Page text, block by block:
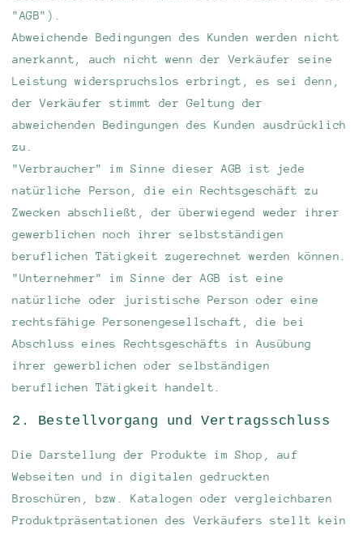
"AGB").
Abweichende Bedingungen des Kunden werden nicht
anerkannt, auch nicht wenn der Verkäufer seine
Leistung widerspruchslos erbringt, es sei denn,
der Verkäufer stimmt der Geltung der
abweichenden Bedingungen des Kunden ausdrücklich
zu.
"Verbraucher" im Sinne dieser AGB ist jede
natürliche Person, die ein Rechtsgeschäft zu
Zwecken abschließt, der überwiegend weder ihrer
gewerblichen noch ihrer selbstständigen
beruflichen Tätigkeit zugerechnet werden können.
"Unternehmer" im Sinne der AGB ist eine
natürliche oder juristische Person oder eine
rechtsfähige Personengesellschaft, die bei
Abschluss eines Rechtsgeschäfts in Ausübung
ihrer gewerblichen oder selbständigen
beruflichen Tätigkeit handelt.
2. Bestellvorgang und Vertragsschluss
Die Darstellung der Produkte im Shop, auf
Webseiten und in digitalen gedruckten
Broschüren, bzw. Katalogen oder vergleichbaren
Produktpräsentationen des Verkäufers stellt kein